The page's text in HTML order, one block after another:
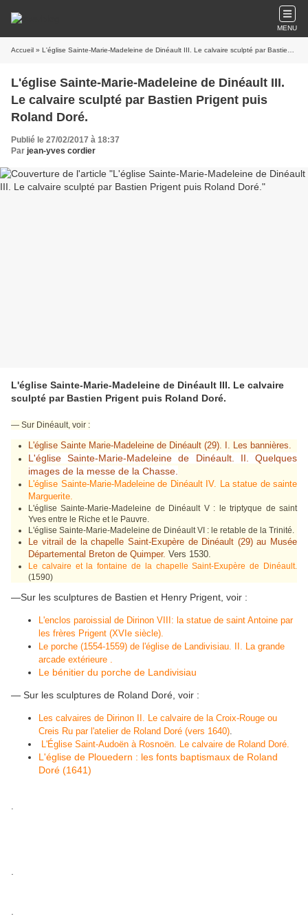
MENU
Accueil » L'église Sainte-Marie-Madeleine de Dinéault III. Le calvaire sculpté par Bastien Prigent puis Roland Doré.
L'église Sainte-Marie-Madeleine de Dinéault III.
Le calvaire sculpté par Bastien Prigent puis
Roland Doré.
Publié le 27/02/2017 à 18:37
Par jean-yves cordier
L'église Sainte-Marie-Madeleine de Dinéault III. Le calvaire
sculpté par Bastien Prigent puis Roland Doré.
— Sur Dinéault, voir :
L'église Sainte Marie-Madeleine de Dinéault (29). I. Les bannières.
L'église Sainte-Marie-Madeleine de Dinéault. II. Quelques
images de la messe de la Chasse.
L'église Sainte-Marie-Madeleine de Dinéault IV. La statue de sainte
Marguerite.
L'église Sainte-Marie-Madeleine de Dinéault V : le triptyque de saint
Yves entre le Riche et le Pauvre.
L'église Sainte-Marie-Madeleine de Dinéault VI : le retable de la Trinité.
Le vitrail de la chapelle Saint-Exupère de Dinéault (29) au Musée
Départemental Breton de Quimper. Vers 1530.
Le calvaire et la fontaine de la chapelle Saint-Exupère de Dinéault.
(1590)
—Sur les sculptures de Bastien et Henry Prigent, voir :
L'enclos paroissial de Dirinon VIII: la statue de saint Antoine par
les frères Prigent (XVIe siècle).
Le porche (1554-1559) de l'église de Landivisiau. II. La grande
arcade extérieure .
Le bénitier du porche de Landivisiau
— Sur les sculptures de Roland Doré, voir :
Les calvaires de Dirinon II. Le calvaire de la Croix-Rouge ou
Creis Ru par l'atelier de Roland Doré (vers 1640).
L'Église Saint-Audoën à Rosnoën. Le calvaire de Roland Doré.
L'église de Plouedern : les fonts baptismaux de Roland
Doré (1641)
.